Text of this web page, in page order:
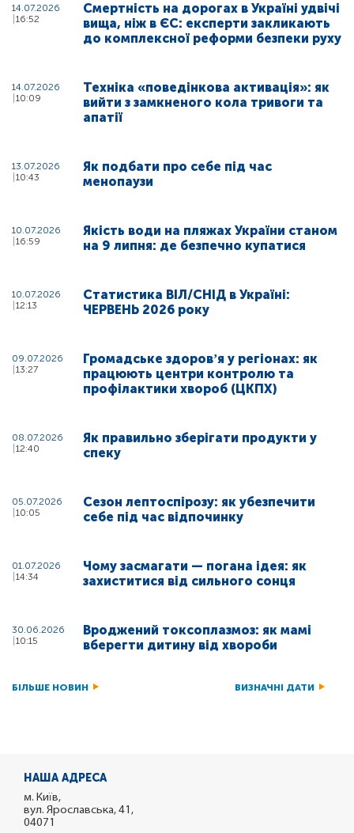
14.07.2026
16:52
Смертність на дорогах в Україні удвічі
вища, ніж в ЄС: експерти закликають
до комплексної реформи безпеки руху
14.07.2026
10:09
Техніка «поведінкова активація»: як
вийти з замкненого кола тривоги та
апатії
13.07.2026
10:43
Як подбати про себе під час
менопаузи
10.07.2026
16:59
Якість води на пляжах України станом
на 9 липня: де безпечно купатися
10.07.2026
12:13
Статистика ВІЛ/СНІД в Україні:
ЧЕРВЕНЬ 2026 року
09.07.2026
13:27
Громадське здоровʼя у регіонах: як
працюють центри контролю та
профілактики хвороб (ЦКПХ)
08.07.2026
12:40
Як правильно зберігати продукти у
спеку
05.07.2026
10:05
Сезон лептоспірозу: як убезпечити
себе під час відпочинку
01.07.2026
14:34
Чому засмагати — погана ідея: як
захиститися від сильного сонця
30.06.2026
10:15
Вроджений токсоплазмоз: як мамі
вберегти дитину від хвороби
БІЛЬШЕ НОВИН ВИЗНАЧНІ ДАТИ
НАША АДРЕСА
м. Київ,
вул. Ярославська, 41,
04071